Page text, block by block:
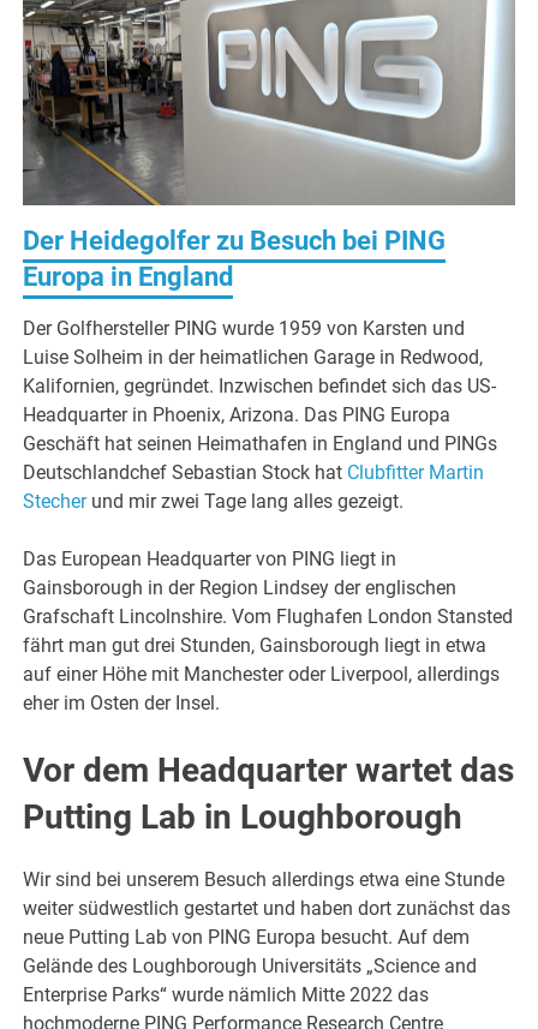
Der Heidegolfer zu Besuch bei PING
Europa in England
Der Golfhersteller PING wurde 1959 von Karsten und
Luise Solheim in der heimatlichen Garage in Redwood,
Kalifornien, gegründet. Inzwischen befindet sich das US-
Headquarter in Phoenix, Arizona. Das PING Europa
Geschäft hat seinen Heimathafen in England und PINGs
Deutschlandchef Sebastian Stock hat Clubfitter Martin
Stecherund mir zwei Tage lang alles gezeigt.
Das European Headquarter von PING liegt in
Gainsborough in der Region Lindsey der englischen
Grafschaft Lincolnshire. Vom Flughafen London Stansted
fährt man gut drei Stunden, Gainsborough liegt in etwa
auf einer Höhe mit Manchester oder Liverpool, allerdings
eher im Osten der Insel.
Vor dem Headquarter wartet das
Putting Lab in Loughborough
Wir sind bei unserem Besuch allerdings etwa eine Stunde
weiter südwestlich gestartet und haben dort zunächst das
neue Putting Lab von PING Europa besucht. Auf dem
Gelände des Loughborough Universitäts „Science and
Enterprise Parks“ wurde nämlich Mitte 2022 das
hochmoderne PING Performance Research Centre